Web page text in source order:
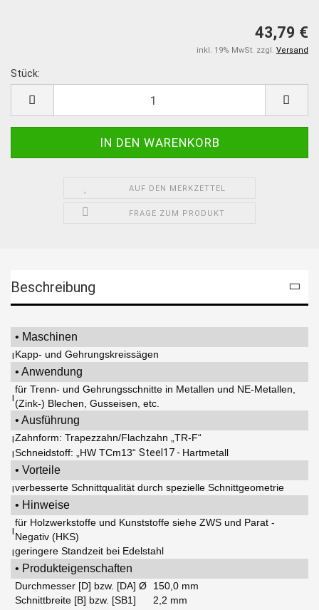
43,79 €
inkl. 19% MwSt. zzgl. Versand
Stück:
AUF DEN MERKZETTEL
FRAGE ZUM PRODUKT
Beschreibung
• Maschinen
| Kapp- und Gehrungskreissägen
• Anwendung
|
für Trenn- und Gehrungsschnitte in Metallen und NE-Metallen,
(Zink-) Blechen, Gusseisen, etc.
• Ausführung
|Zahnform: Trapezzahn/Flachzahn „TR-F“
|Schneidstoff: „HW TCm13“ Steel17 - Hartmetall
• Vorteile
|verbesserte Schnittqualität durch spezielle Schnittgeometrie
• Hinweise
|
für Holzwerkstoffe und Kunststoffe siehe ZWS und Parat -
Negativ (HKS)
|geringere Standzeit bei Edelstahl
• Produkteigenschaften
Durchmesser [D] bzw. [DA] Ø
150,0 mm
Schnittbreite [B] bzw. [SB1]
2,2 mm